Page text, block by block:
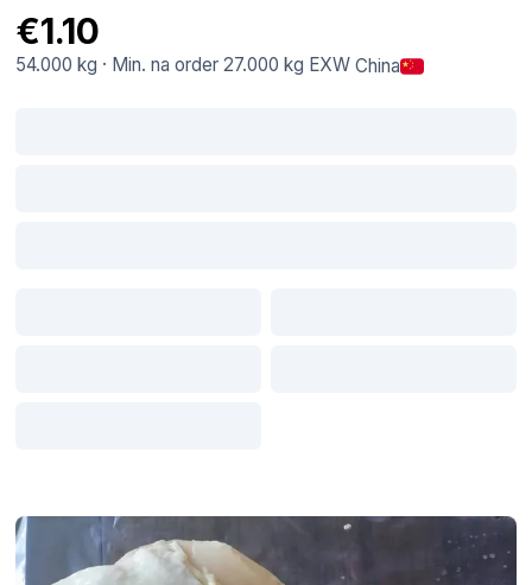
€1.10
54.000 kg · Min. na order 27.000 kg EXW China